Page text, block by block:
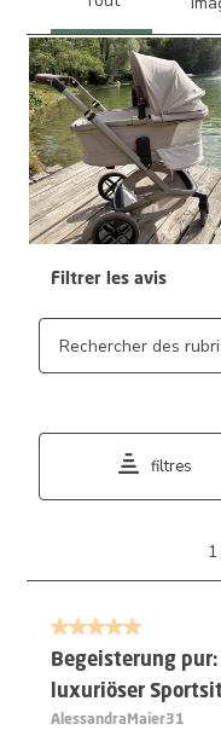
Filtrer les avis
Zone de recherche de
filtres
3
avis.
1
5 sur 5 étoiles.
Begeisterung
luxuriöser
AlessandraMaier31